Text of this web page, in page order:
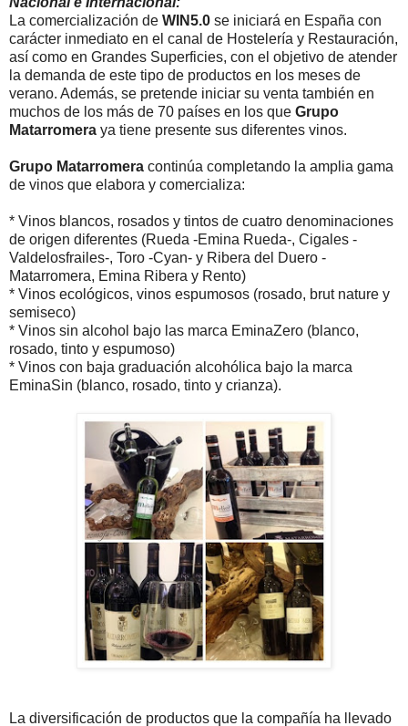
La comercialización de WIN5.0 se iniciará en España con
carácter inmediato en el canal de Hostelería y Restauración,
así como en Grandes Superficies, con el objetivo de atender
la demanda de este tipo de productos en los meses de
verano. Además, se pretende iniciar su venta también en
muchos de los más de 70 países en los que Grupo
Matarromera ya tiene presente sus diferentes vinos.
Grupo Matarromera continúa completando la amplia gama
de vinos que elabora y comercializa:
* Vinos blancos, rosados y tintos de cuatro denominaciones
de origen diferentes (Rueda -Emina Rueda-, Cigales -
Valdelosfrailes-, Toro -Cyan- y Ribera del Duero -
Matarromera, Emina Ribera y Rento)
* Vinos ecológicos, vinos espumosos (rosado, brut nature y
semiseco)
* Vinos sin alcohol bajo las marca EminaZero (blanco,
rosado, tinto y espumoso)
* Vinos con baja graduación alcohólica bajo la marca
EminaSin (blanco, rosado, tinto y crianza).
La diversificación de productos que la compañía ha llevado